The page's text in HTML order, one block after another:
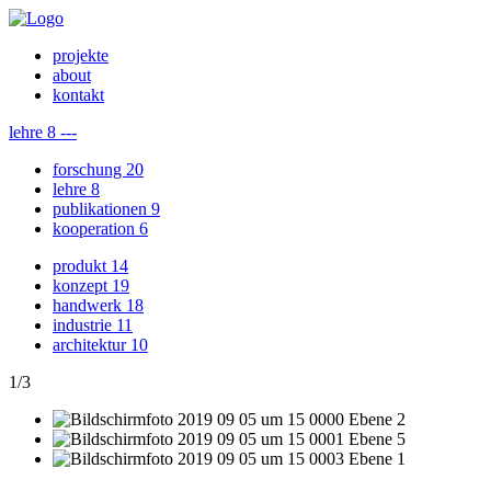
projekte
about
kontakt
lehre 8 ---
forschung 20
lehre 8
publikationen 9
kooperation 6
produkt 14
konzept 19
handwerk 18
industrie 11
architektur 10
1/3